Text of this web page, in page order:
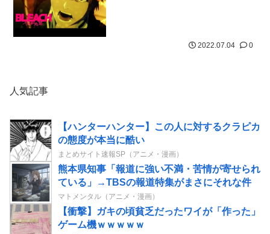
2022.07.04 0
人気記事
【ハンターハンター】この人に対するクラピカ
の態度が本当に酷い
まとめサイト速報SP（アニメ・漫画）
熊本県知事「報道に強い不満・苦情が寄せられ
ている」→TBSの報道特集がまさにそれな件
マトメンタル（アニメ・漫画）
【衝撃】ガキの頃貧乏だったワイが「作った」
ゲーム機ｗｗｗｗｗ